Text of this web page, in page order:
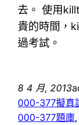
去。 使用
貴的時間，
過考試。
8 4 月, 2013
000-377擬真
000-377題庫,